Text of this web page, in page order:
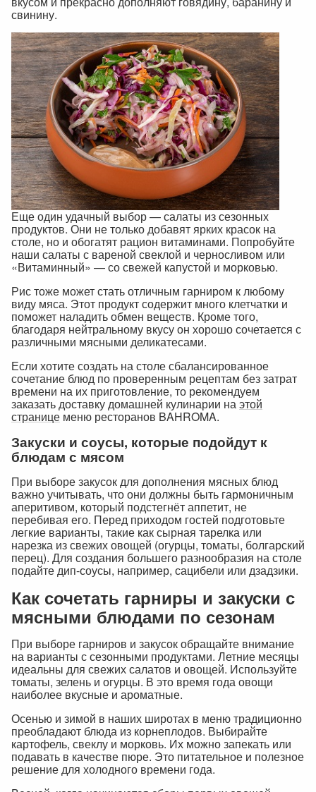
свинину.
Еще один удачный выбор — салаты из сезонных
продуктов. Они не только добавят ярких красок на
столе, но и обогатят рацион витаминами. Попробуйте
наши салаты с вареной свеклой и черносливом или
«Витаминный» — со свежей капустой и морковью.
Рис тоже может стать отличным гарниром к любому
виду мяса. Этот продукт содержит много клетчатки и
поможет наладить обмен веществ. Кроме того,
благодаря нейтральному вкусу он хорошо сочетается с
различными мясными деликатесами.
Если хотите создать на столе сбалансированное
сочетание блюд по проверенным рецептам без затрат
времени на их приготовление, то рекомендуем
заказать доставку домашней кулинарии наэтой
странице меню ресторанов BAHROMA.
Закуски и соусы, которые подойдут к
блюдам с мясом
При выборе закусок для дополнения мясных блюд
важно учитывать, что они должны быть гармоничным
аперитивом, который подстегнёт аппетит, не
перебивая его. Перед приходом гостей подготовьте
легкие варианты, такие как сырная тарелка или
нарезка из свежих овощей (огурцы, томаты, болгарский
перец). Для создания большего разнообразия на столе
подайте дип-соусы, например, сацибели или дзадзики.
Как сочетать гарниры и закуски с
мясными блюдами по сезонам
При выборе гарниров и закусок обращайте внимание
на варианты с сезонными продуктами. Летние месяцы
идеальны для свежих салатов и овощей. Используйте
томаты, зелень и огурцы. В это время года овощи
наиболее вкусные и ароматные.
Осенью и зимой в наших широтах в меню традиционно
преобладают блюда из корнеплодов. Выбирайте
картофель, свеклу и морковь. Их можно запекать или
подавать в качестве пюре. Это питательное и полезное
решение для холодного времени года.